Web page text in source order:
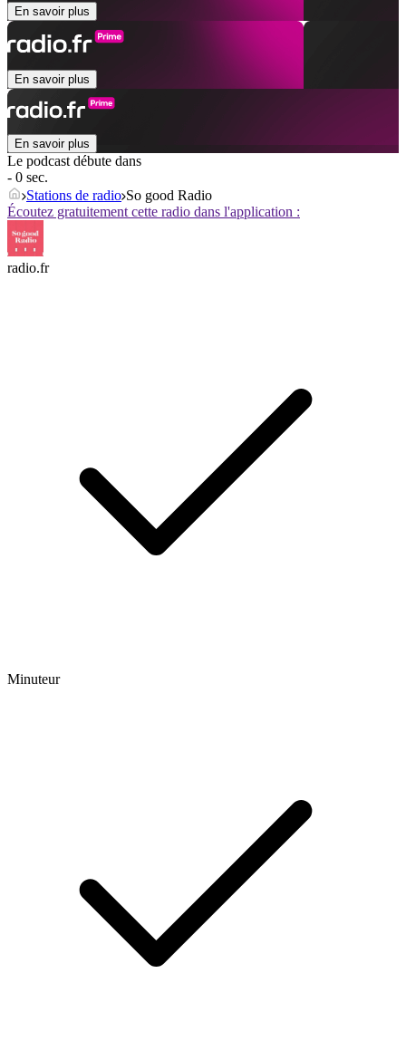
En savoir plus
En savoir plus
En savoir plus
Le podcast débute dans
- 0 sec.
Stations de radio So good Radio
Écoutez gratuitement cette radio dans l'application :
radio.fr
Minuteur